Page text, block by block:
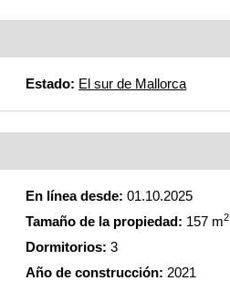
Estado: El sur de Mallorca
En línea desde: 01.10.2025
Tamaño de la propiedad: 157 m2
Dormitorios: 3
Año de construcción: 2021